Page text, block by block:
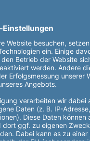
Streitbeilegung
nach REMIT